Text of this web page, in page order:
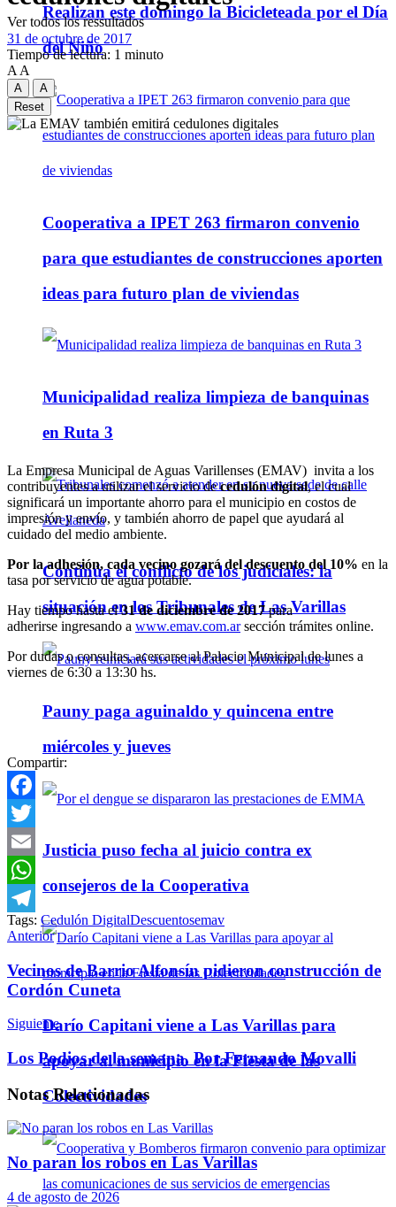
Realizan este domingo la Bicicleteada por el Día
del Niño
Cooperativa a IPET 263 firmaron convenio
para que estudiantes de construcciones aporten
ideas para futuro plan de viviendas
Municipalidad realiza limpieza de banquinas
en Ruta 3
Continúa el conflicto de los judiciales: la
situación en los Tribunales de Las Varillas
Pauny paga aguinaldo y quincena entre
miércoles y jueves
Justicia puso fecha al juicio contra ex
consejeros de la Cooperativa
Darío Capitani viene a Las Varillas para
apoyar al municipio en la Fiesta de las
Colectividades
Ver todos los ressultados
31 de octubre de 2017
Tiempo de lectura: 1 minuto
A A
A
A
Reset
La Empresa Municipal de Aguas Varillenses (EMAV) invita a los
contribuyentes a utilizar el servicio decedulón digital, el cual
significará un importante ahorro para el municipio en costos de
impresión y envío, y también ahorro de papel que ayudará al
cuidado del medio ambiente.
Por la adhesión, cada vecino gozará del descuento del 10% en la
tasa por servicio de agua potable.
Hay tiempo hasta el31 de diciembre de 2017para
adherirse ingresando a www.emav.com.arsección trámites online.
Por dudas o consultas, acercarse al Palacio Municipal de lunes a
viernes de 6:30 a 13:30 hs.
Compartir:
Facebook
Twitter
Email
WhatsApp
Telegram
Tags: Cedulón DigitalDescuentosemav
Anterior
Vecinos de Barrio Alfonsín pidieron construcción de
Cordón Cuneta
Siguiente
Los Podios de la semana. Por Fernando Movalli
NotasRelacionadas
No paran los robos en Las Varillas
4 de agosto de 2026